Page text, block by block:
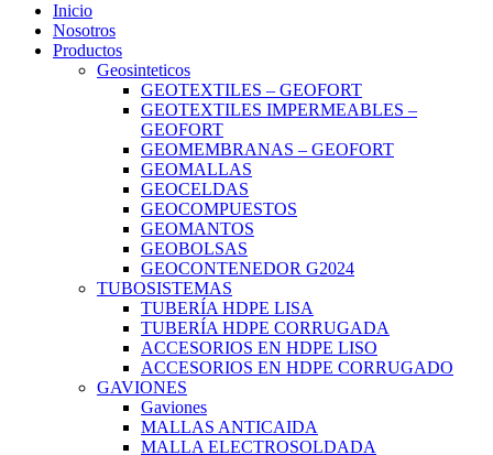
Inicio
Nosotros
Productos
Geosinteticos
GEOTEXTILES – GEOFORT
GEOTEXTILES IMPERMEABLES –
GEOFORT
GEOMEMBRANAS – GEOFORT
GEOMALLAS
GEOCELDAS
GEOCOMPUESTOS
GEOMANTOS
GEOBOLSAS
GEOCONTENEDOR G2024
TUBOSISTEMAS
TUBERÍA HDPE LISA
TUBERÍA HDPE CORRUGADA
ACCESORIOS EN HDPE LISO
ACCESORIOS EN HDPE CORRUGADO
GAVIONES
Gaviones
MALLAS ANTICAIDA
MALLA ELECTROSOLDADA